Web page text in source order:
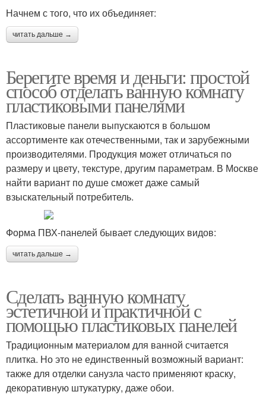
Начнем с того, что их объединяет:
читать дальше →
Берегите время и деньги: простой
способ отделать ванную комнату
пластиковыми панелями
Пластиковые панели выпускаются в большом
ассортименте как отечественными, так и зарубежными
производителями. Продукция может отличаться по
размеру и цвету, текстуре, другим параметрам. В Москве
найти вариант по душе сможет даже самый
взыскательный потребитель.
Форма ПВХ-панелей бывает следующих видов:
читать дальше →
Сделать ванную комнату
эстетичной и практичной с
помощью пластиковых панелей
Традиционным материалом для ванной считается
плитка. Но это не единственный возможный вариант:
также для отделки санузла часто применяют краску,
декоративную штукатурку, даже обои.